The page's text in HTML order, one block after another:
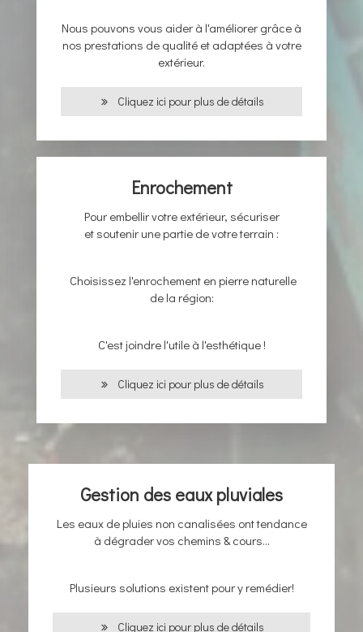
Nous pouvons vous aider à l'améliorer grâce à
nos prestations de qualité etadaptées à votre
extérieur.
Cliquez ici pour plus de détails
Enrochement
Pour embellir votre extérieur, sécuriser
et soutenir une partie de votre terrain :
Choisissez l'enrochement en pierre naturelle
de la région:
C'est joindre l'utile à l'esthétique !
Cliquez ici pour plus de détails
Gestion des eaux pluviales
Les eaux de pluies non canalisées ont tendance
à dégrader vos chemins & cours...
Plusieurs solutions existent pour y remédier!
Cliquez ici pour plus de détails